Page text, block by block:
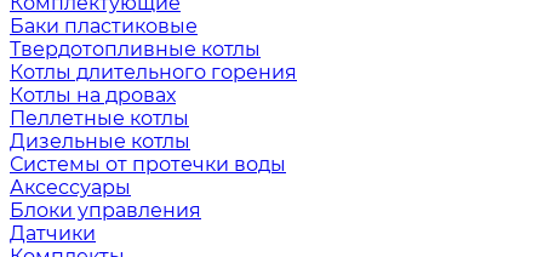
Баки пластиковые
Твердотопливные котлы
Котлы длительного горения
Котлы на дровах
Пеллетные котлы
Дизельные котлы
Системы от протечки воды
Аксессуары
Блоки управления
Датчики